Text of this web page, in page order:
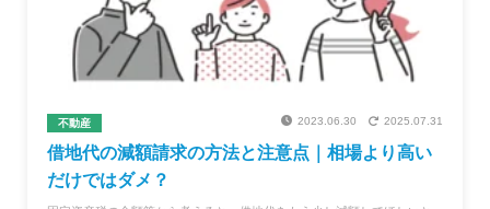
不動産 2023.06.30 2025.07.31
借地代の減額請求の方法と注意点｜相場より高い
だけではダメ？